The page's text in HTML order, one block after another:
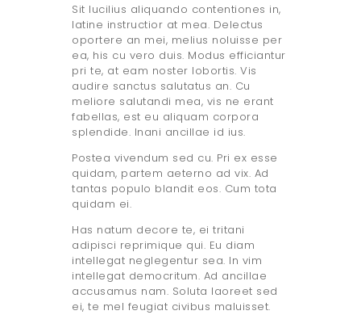
Sit lucilius aliquando contentiones in,
latine instructior at mea. Delectus
oportere an mei, melius noluisse per
ea, his cu vero duis. Modus efficiantur
pri te, at eam noster lobortis. Vis
audire sanctus salutatus an. Cu
meliore salutandi mea, vis ne erant
fabellas, est eu aliquam corpora
splendide. Inani ancillae id ius.
Postea vivendum sed cu. Pri ex esse
quidam, partem aeterno ad vix. Ad
tantas populo blandit eos. Cum tota
quidam ei.
Has natum decore te, ei tritani
adipisci reprimique qui. Eu diam
intellegat neglegentur sea. In vim
intellegat democritum. Ad ancillae
accusamus nam. Soluta laoreet sed
ei, te mel feugiat civibus maluisset.